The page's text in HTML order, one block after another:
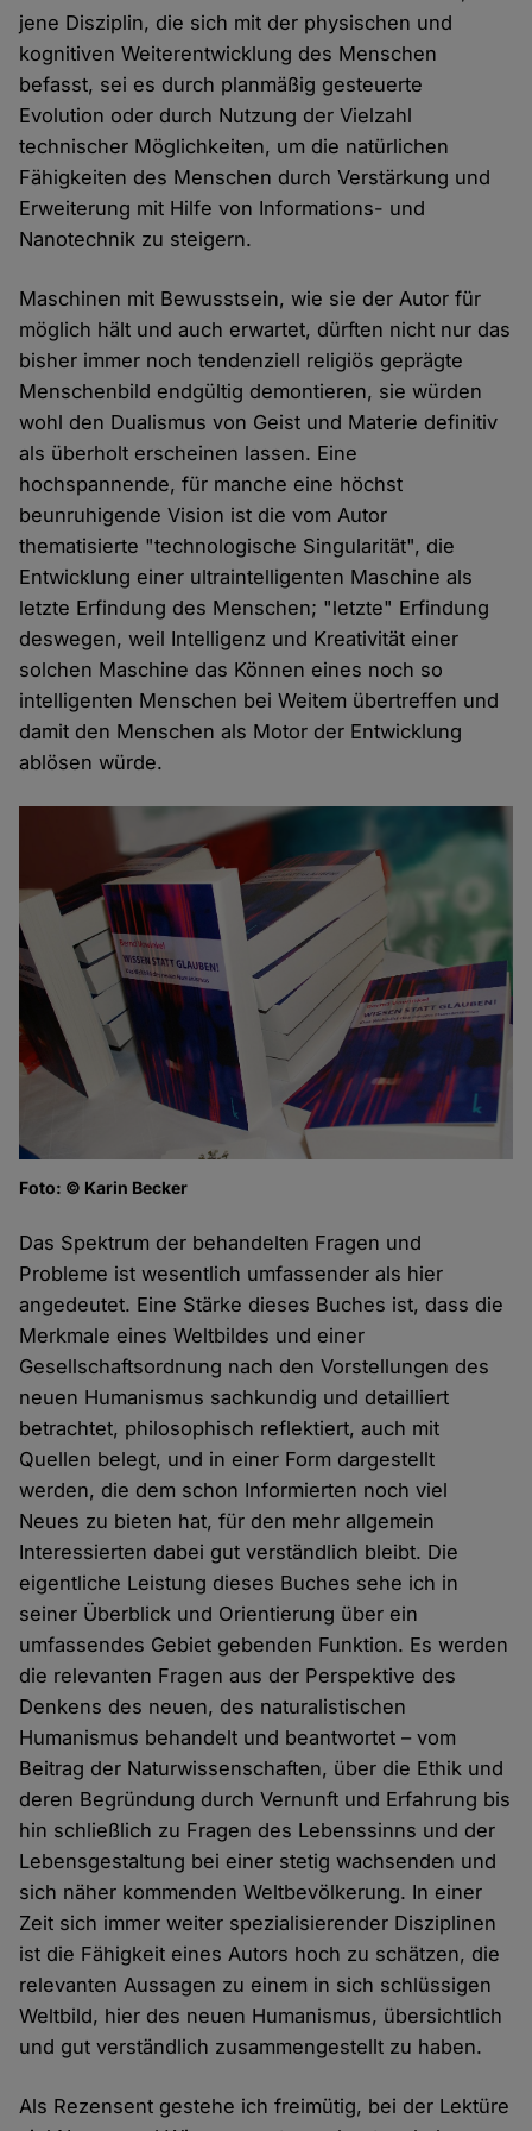
jene Disziplin, die sich mit der physischen und
kognitiven Weiterentwicklung des Menschen
befasst, sei es durch planmäßig gesteuerte
Evolution oder durch Nutzung der Vielzahl
technischer Möglichkeiten, um die natürlichen
Fähigkeiten des Menschen durch Verstärkung und
Erweiterung mit Hilfe von Informations- und
Nanotechnik zu steigern.
Maschinen mit Bewusstsein, wie sie der Autor für
möglich hält und auch erwartet, dürften nicht nur das
bisher immer noch tendenziell religiös geprägte
Menschenbild endgültig demontieren, sie würden
wohl den Dualismus von Geist und Materie definitiv
als überholt erscheinen lassen. Eine
hochspannende, für manche eine höchst
beunruhigende Vision ist die vom Autor
thematisierte "technologische Singularität", die
Entwicklung einer ultraintelligenten Maschine als
letzte Erfindung des Menschen; "letzte" Erfindung
deswegen, weil Intelligenz und Kreativität einer
solchen Maschine das Können eines noch so
intelligenten Menschen bei Weitem übertreffen und
damit den Menschen als Motor der Entwicklung
ablösen würde.
Foto: © Karin Becker
Das Spektrum der behandelten Fragen und
Probleme ist wesentlich umfassender als hier
angedeutet. Eine Stärke dieses Buches ist, dass die
Merkmale eines Weltbildes und einer
Gesellschaftsordnung nach den Vorstellungen des
neuen Humanismus sachkundig und detailliert
betrachtet, philosophisch reflektiert, auch mit
Quellen belegt, und in einer Form dargestellt
werden, die dem schon Informierten noch viel
Neues zu bieten hat, für den mehr allgemein
Interessierten dabei gut verständlich bleibt. Die
eigentliche Leistung dieses Buches sehe ich in
seiner Überblick und Orientierung über ein
umfassendes Gebiet gebenden Funktion. Es werden
die relevanten Fragen aus der Perspektive des
Denkens des neuen, des naturalistischen
Humanismus behandelt und beantwortet – vom
Beitrag der Naturwissenschaften, über die Ethik und
deren Begründung durch Vernunft und Erfahrung bis
hin schließlich zu Fragen des Lebenssinns und der
Lebensgestaltung bei einer stetig wachsenden und
sich näher kommenden Weltbevölkerung. In einer
Zeit sich immer weiter spezialisierender Disziplinen
ist die Fähigkeit eines Autors hoch zu schätzen, die
relevanten Aussagen zu einem in sich schlüssigen
Weltbild, hier des neuen Humanismus, übersichtlich
und gut verständlich zusammengestellt zu haben.
Als Rezensent gestehe ich freimütig, bei der Lektüre